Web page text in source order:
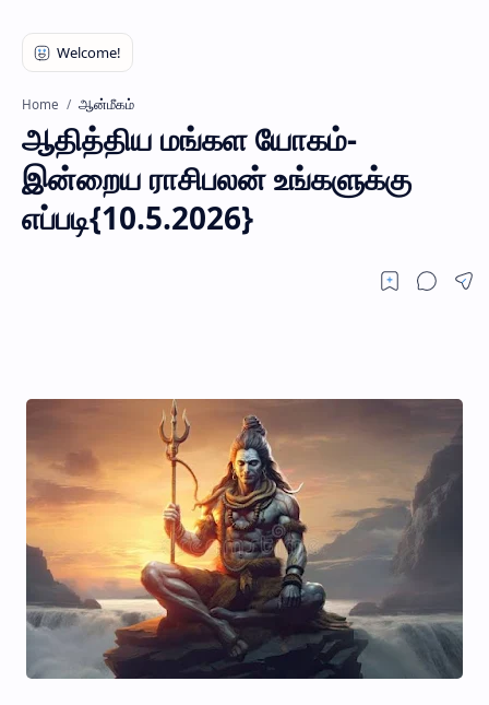
Home ஆன்மீகம்
ஆதித்திய மங்கள யோகம்-
இன்றைய ராசிபலன் உங்களுக்கு
எப்படி{10.5.2026}